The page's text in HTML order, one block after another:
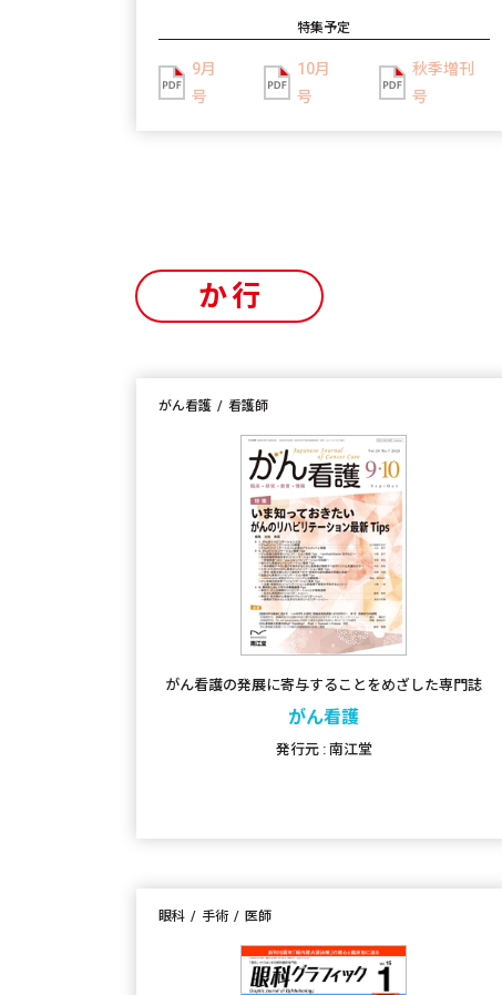
特集予定
9月
号
10月
号
秋季増刊
号
か行
がん看護 看護師
がん看護の発展に寄与することをめざした専門誌
がん看護
発行元 : 南江堂
眼科 手術 医師